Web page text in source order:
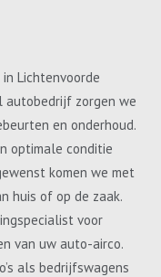
Lichtenvoorde
autobedrijf zorgen we
en onderhoud.
optimale conditie
komen we met
huis of op de zaak.
voor
van uw auto-airco.
als bedrijfswagens